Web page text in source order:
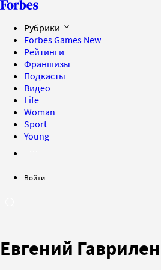
Рубрики
Forbes Games New
Рейтинги
Франшизы
Подкасты
Видео
Life
Woman
Sport
Young
Войти
Евгений